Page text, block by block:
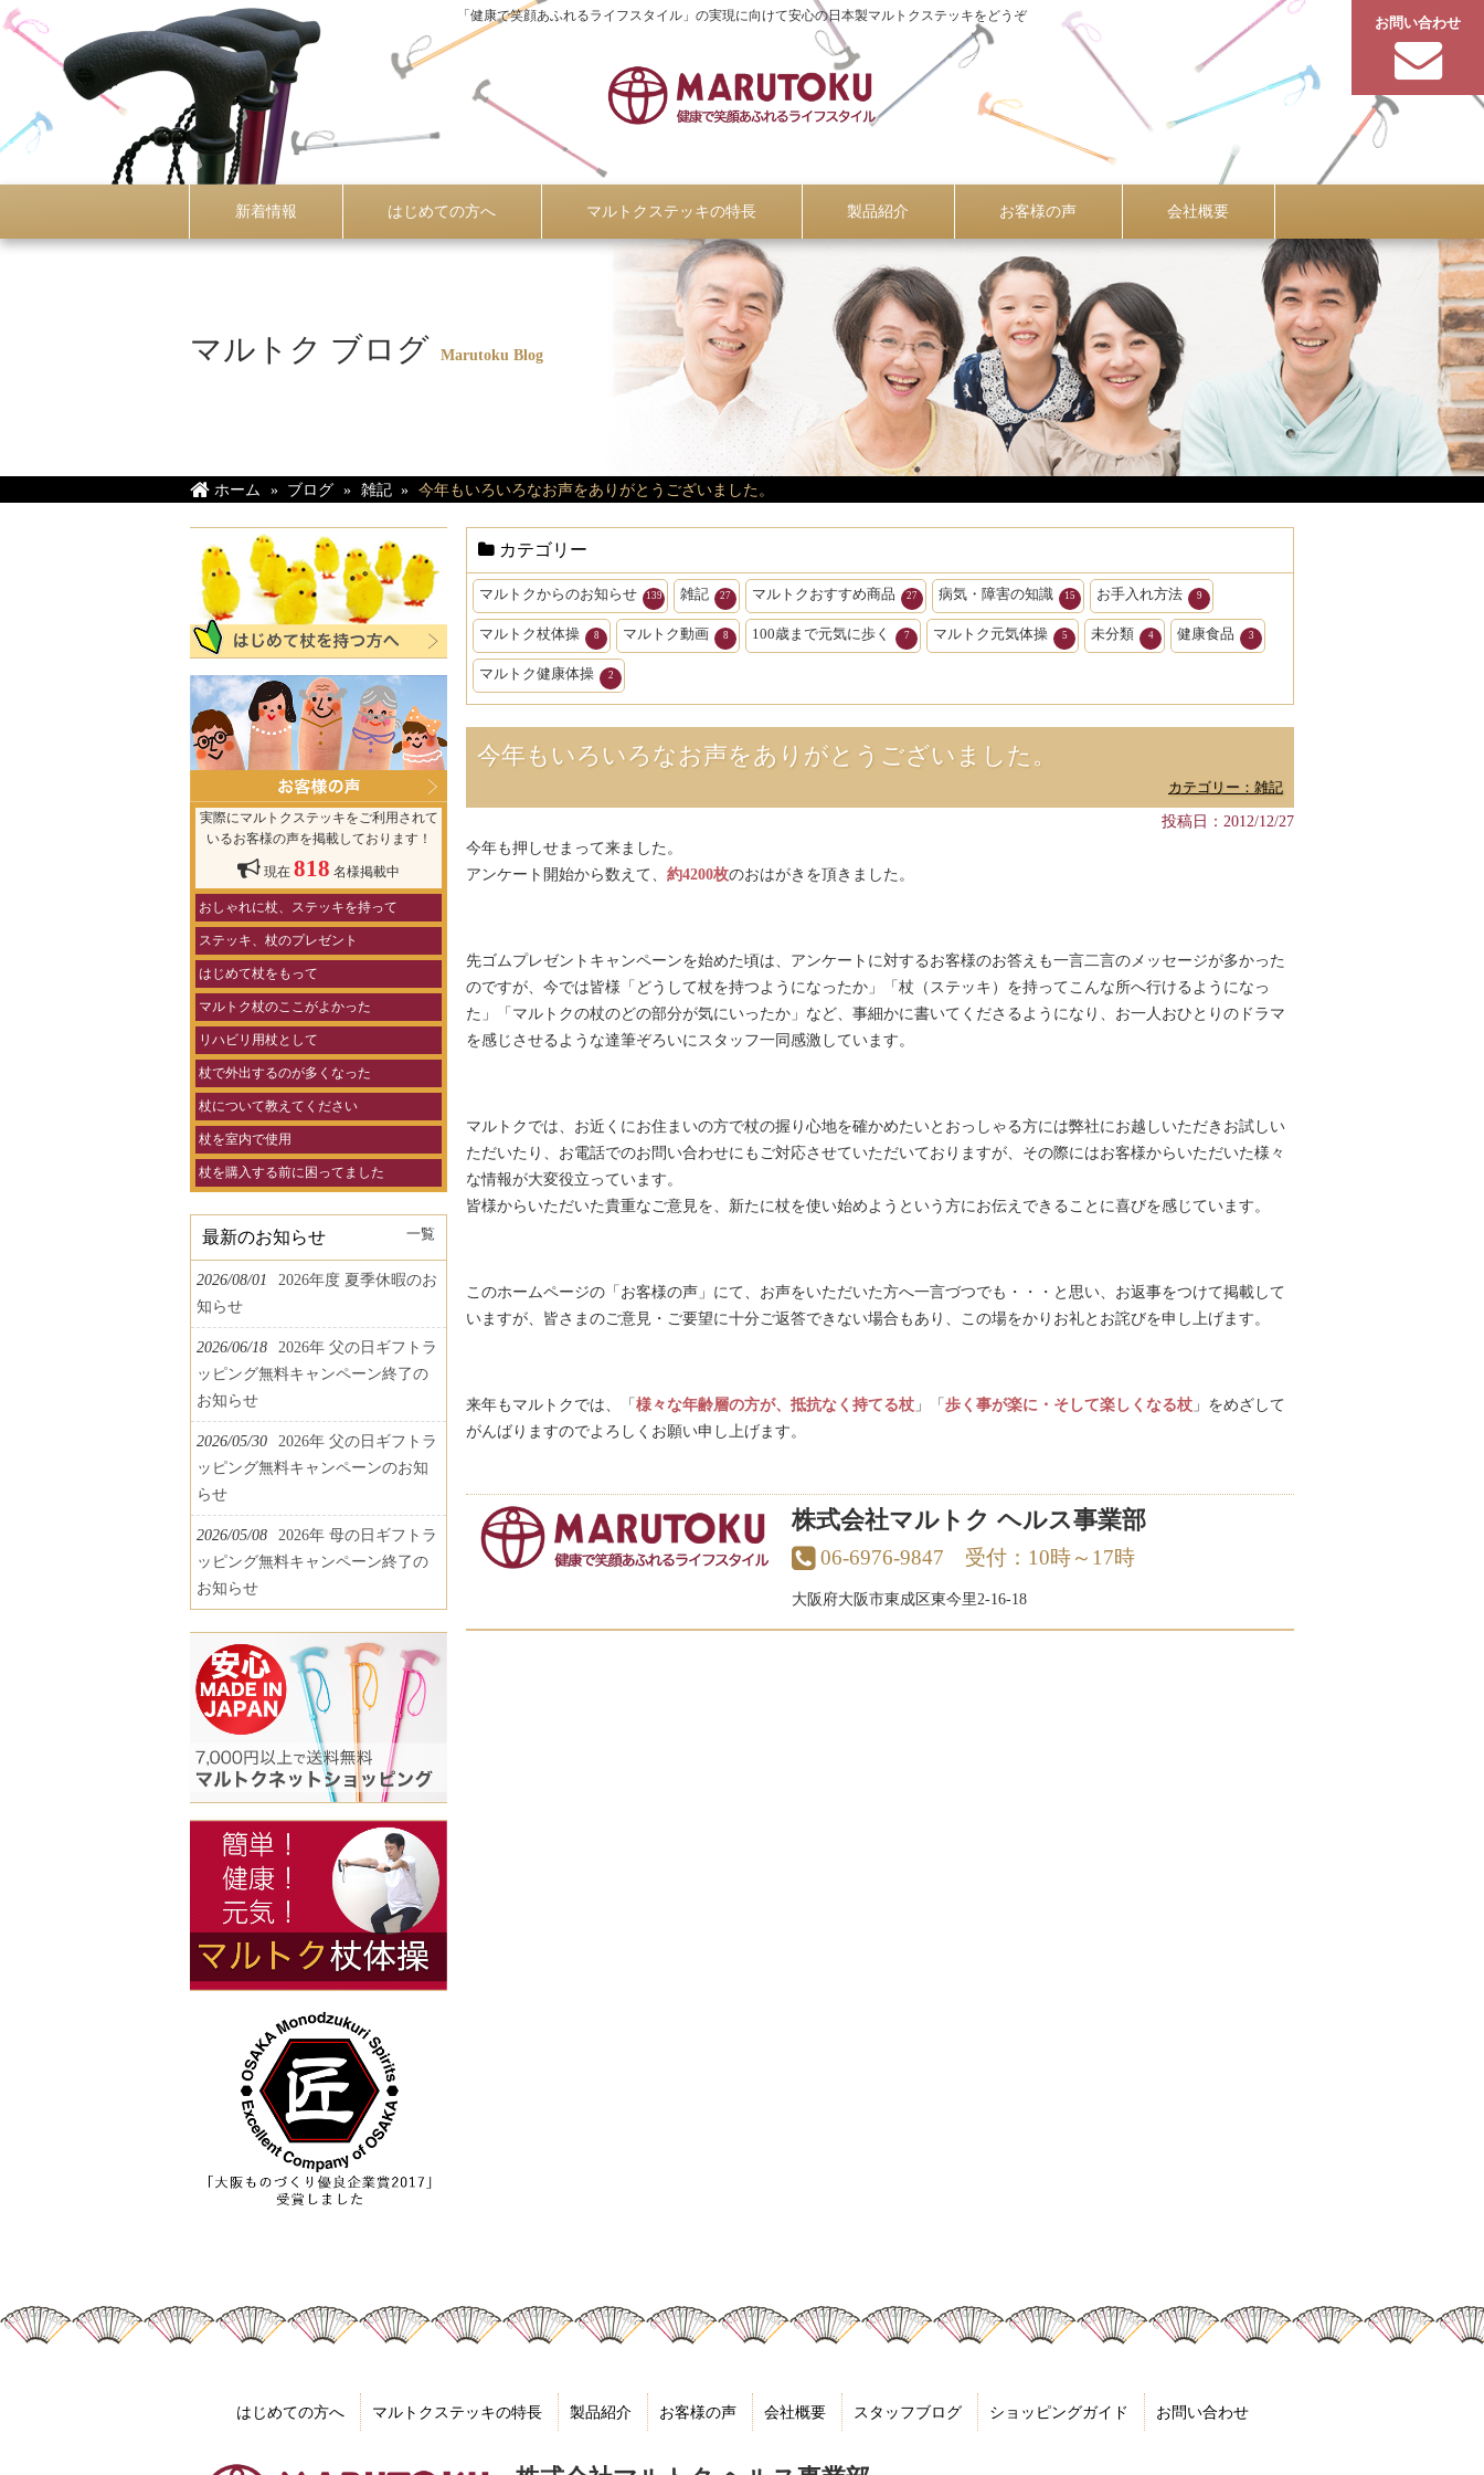
「健康で笑顔あふれるライフスタイル」の実現に向けて安心の日本製マルトクステッキをどうぞ お問い合わせ
新着情報 はじめての方へ マルトクステッキの特長 製品紹介 お客様の声 会社概要
マルトク ブログ Marutoku Blog
ホーム ブログ 雑記 今年もいろいろなお声をありがとうございました。
カテゴリー
マルトクからのお知らせ 139 雑記 27 マルトクおすすめ商品 27 病気・障害の知識 15 お手入れ方法 9
マルトク杖体操 8 マルトク動画 8 100歳まで元気に歩く 7 マルトク元気体操 5 未分類 4 健康食品 3
マルトク健康体操 2
今年もいろいろなお声をありがとうございました。
カテゴリー：雑記
投稿日：2012/12/27
今年も押しせまって来ました。
アンケート開始から数えて、 約4200枚のおはがきを頂きました。
先ゴムプレゼントキャンペーンを始めた頃は、アンケートに対するお客様のお答えも一言二言のメッセージが多かった
のですが、今では皆様「どうして杖を持つようになったか」「杖（ステッキ）を持ってこんな所へ行けるようになっ
た」「マルトクの杖のどの部分が気にいったか」など、事細かに書いてくださるようになり、お一人おひとりのドラマ
を感じさせるような達筆ぞろいにスタッフ一同感激しています。
マルトクでは、お近くにお住まいの方で杖の握り心地を確かめたいとおっしゃる方には弊社にお越しいただきお試しい
ただいたり、お電話でのお問い合わせにもご対応させていただいておりますが、その際にはお客様からいただいた様々
な情報が大変役立っています。
皆様からいただいた貴重なご意見を、新たに杖を使い始めようという方にお伝えできることに喜びを感じています。
このホームページの「お客様の声」にて、お声をいただいた方へ一言づつでも・・・と思い、お返事をつけて掲載して
いますが、皆さまのご意見・ご要望に十分ご返答できない場合もあり、この場をかりお礼とお詫びを申し上げます。
来年もマルトクでは、「様々な年齢層の方が、抵抗なく持てる杖 」「歩く事が楽に・そして楽しくなる杖 」をめざして
がんばりますのでよろしくお願い申し上げます。
株式会社マルトク ヘルス事業部
06-6976-9847 受付：10時～17時
大阪府大阪市東成区東今里2-16-18
実際にマルトクステッキをご利用されて
いるお客様の声を掲載しております！
現在 818 名様掲載中
おしゃれに杖、ステッキを持って
ステッキ、杖のプレゼント
はじめて杖をもって
マルトク杖のここがよかった
リハビリ用杖として
杖で外出するのが多くなった
杖について教えてください
杖を室内で使用
杖を購入する前に困ってました
最新のお知らせ 一覧
2026/08/01
2026年度 夏季休暇のお
知らせ
2026/06/18
2026年 父の日ギフトラ
ッピング無料キャンペーン終了の
お知らせ
2026/05/30
2026年 父の日ギフトラ
ッピング無料キャンペーンのお知
らせ
2026/05/08
2026年 母の日ギフトラ
ッピング無料キャンペーン終了の
お知らせ
はじめての方へ マルトクステッキの特長 製品紹介 お客様の声 会社概要 スタッフブログ ショッピングガイド お問い合わせ